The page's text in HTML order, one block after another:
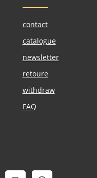
contact
catalogue
newsletter
retoure
withdraw
FAQ